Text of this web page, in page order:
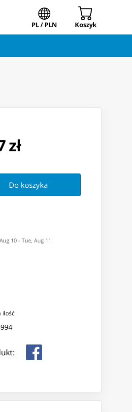
PL / PLN Koszyk
zł
Do koszyka
10 -Tue, Aug 11
ilość